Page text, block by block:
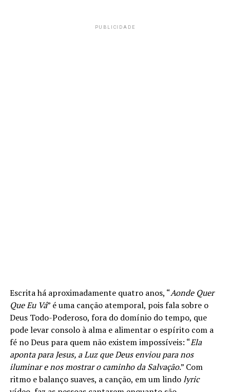
PUBLICIDADE
Escrita há aproximadamente quatro anos, “Aonde Quer
Que Eu Vá” é uma canção atemporal, pois fala sobre o
Deus Todo-Poderoso, fora do domínio do tempo, que
pode levar consolo à alma e alimentar o espírito com a
fé no Deus para quem não existem impossíveis: “Ela
aponta para Jesus, a Luz que Deus enviou para nos
iluminar e nos mostrar o caminho da Salvação.” Com
ritmo e balanço suaves, a canção, em um lindolyric